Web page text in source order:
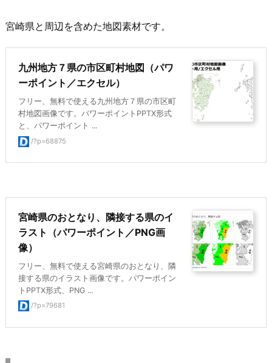
宮崎県と周辺を含めた地図素材です。
九州地方７県の市区町村地図（パワ
ーポイント／エクセル）
フリー、無料で使える九州地方７県の市区町
村地図画像です。パワーポイントPPTX形式
と、パワーポイント ...
/?p=68875
宮崎県のおとなり、隣接する県のイ
ラスト（パワーポイント／PNG画
像）
フリー、無料で使える宮崎県のおとなり、隣
接する県のイラスト画像です。パワーポイン
トPPTX形式、PNG ...
/?p=79681